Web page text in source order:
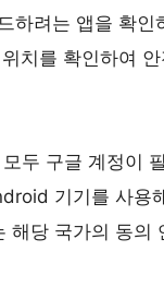
하려는 앱을 확
치를 확인하여
두 구글 계정이
기기를 사용
해당 국가의 동의